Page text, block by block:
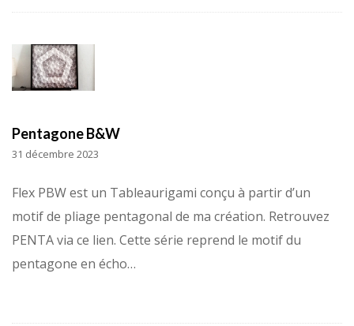
Pentagone B&W
31 décembre 2023
Flex PBW est un Tableaurigami conçu à partir d’un
motif de pliage pentagonal de ma création. Retrouvez
PENTA via ce lien. Cette série reprend le motif du
pentagone en écho…